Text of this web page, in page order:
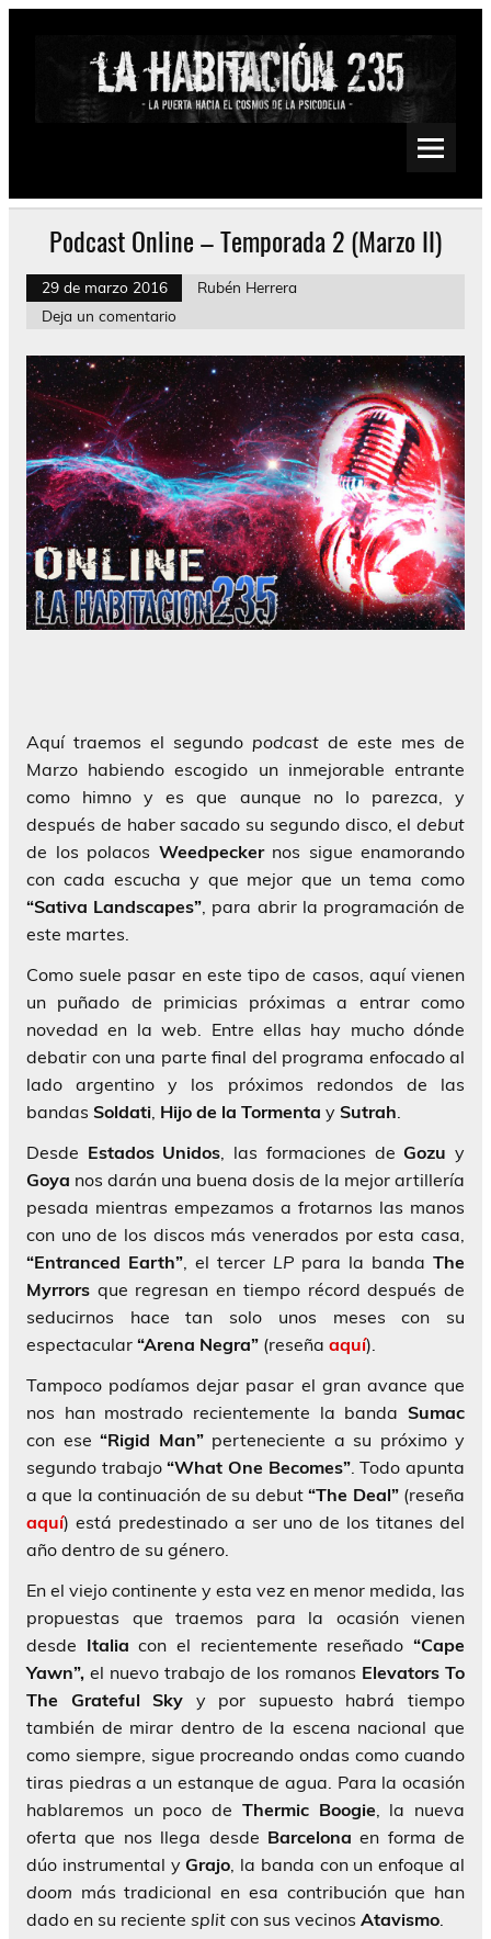
Saltar
Psychedelic, Stoner, Doom, Sludge, Fuzz, Space, Drone
Podcast Online – Temporada 2 (Marzo II)
29 de marzo 2016
Rubén Herrera
Deja un comentario
Aquí traemos el segundo podcast de este mes de
Marzo habiendo escogido un inmejorable entrante
como himno y es que aunque no lo parezca, y
después de haber sacado su segundo disco, el debut
de los polacos Weedpeckernos sigue enamorando
con cada escucha y que mejor que un tema como
“Sativa Landscapes”, para abrir la programación de
este martes.
Como suele pasar en este tipo de casos, aquí vienen
un puñado de primicias próximas a entrar como
novedad en la web. Entre ellas hay mucho dónde
debatir con una parte final del programa enfocado al
lado argentino y los próximos redondos de las
bandas Soldati, Hijo de la Tormenta y Sutrah.
Desde Estados Unidos, las formaciones deGozu y
Goya nos darán una buena dosis de la mejor artillería
pesada mientras empezamos a frotarnos las manos
con uno de los discos más venerados por esta casa,
“Entranced Earth”, el tercer LP para la banda The
Myrrors que regresan en tiempo récord después de
seducirnos hace tan solo unos meses con su
espectacular “Arena Negra” (reseña aquí).
Tampoco podíamos dejar pasar el gran avance que
nos han mostrado recientemente la banda Sumac
con ese “Rigid Man” perteneciente a su próximo y
segundo trabajo“What One Becomes”. Todo apunta
a que la continuación de su debut“The Deal”(reseña
aquí) está predestinado a ser uno de los titanes del
año dentro de su género.
En el viejo continente y esta vez en menor medida, las
propuestas que traemos para la ocasión vienen
desde Italia con el recientemente reseñado“Cape
Yawn”, el nuevo trabajo de los romanos Elevators To
The Grateful Sky y por supuesto habrá tiempo
también de mirar dentro de la escena nacional que
como siempre, sigue procreando ondas como cuando
tiras piedras a un estanque de agua. Para la ocasión
hablaremos un poco de Thermic Boogie, la nueva
oferta que nos llega desde Barcelona en forma de
dúo instrumental yGrajo, la banda con un enfoque al
doom más tradicional en esa contribución que han
dado en su reciente split con sus vecinos Atavismo.